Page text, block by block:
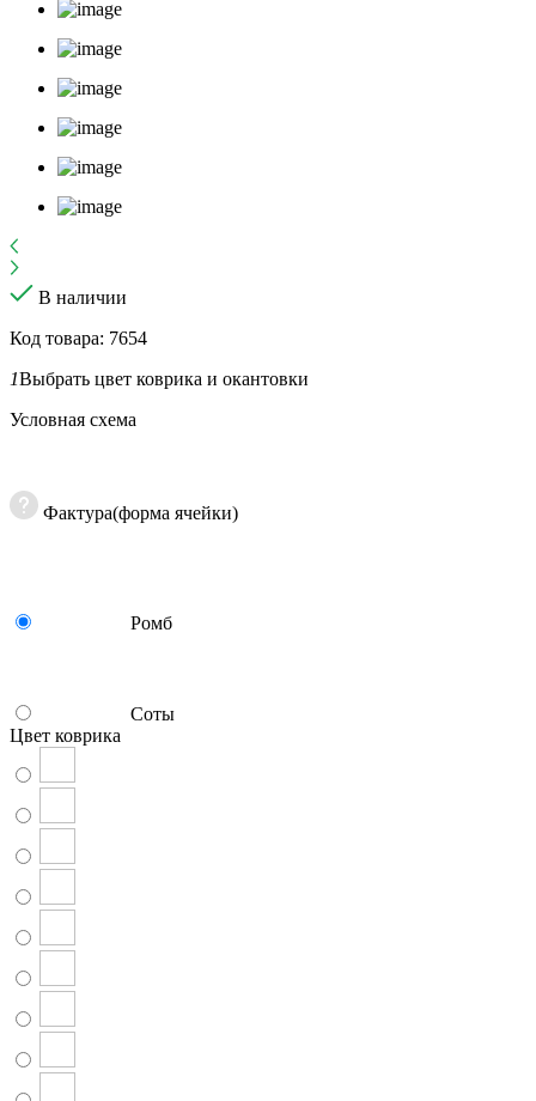
В наличии
Код товара: 7654
1Выбрать цвет коврика и окантовки
Условная схема
Фактура(форма ячейки)
Ромб
Соты
Цвет коврика